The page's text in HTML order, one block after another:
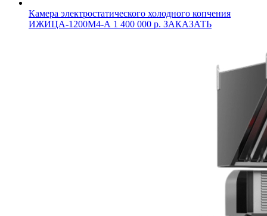
Камера электростатического холодного копчения
ИЖИЦА-1200М4-А 1 400 000 р. ЗАКАЗАТЬ